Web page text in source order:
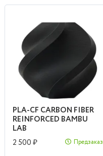
PLA-CF CARBON FIBER
REINFORCED BAMBU
LAB
2 500 ₽
Предзаказ